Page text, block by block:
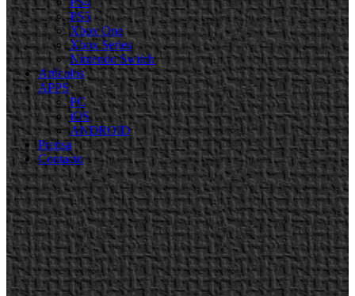
PS5
Xbox One
Xbox Series
Nintendo Switch
Artículos
APPS
PC
iOS
ANDROID
Prensa
Contacto